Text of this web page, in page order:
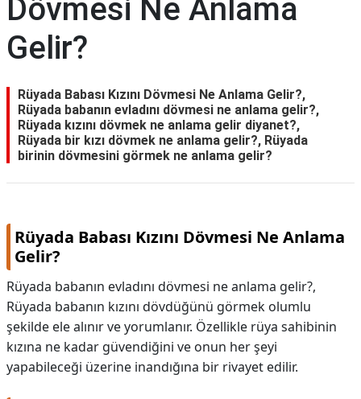
Dövmesi Ne Anlama
Gelir?
Rüyada Babası Kızını Dövmesi Ne Anlama Gelir?,
Rüyada babanın evladını dövmesi ne anlama gelir?,
Rüyada kızını dövmek ne anlama gelir diyanet?,
Rüyada bir kızı dövmek ne anlama gelir?, Rüyada
birinin dövmesini görmek ne anlama gelir?
Rüyada Babası Kızını Dövmesi Ne Anlama
Gelir?
Rüyada babanın evladını dövmesi ne anlama gelir?,
Rüyada babanın kızını dövdüğünü görmek olumlu
şekilde ele alınır ve yorumlanır. Özellikle rüya sahibinin
kızına ne kadar güvendiğini ve onun her şeyi
yapabileceği üzerine inandığına bir rivayet edilir.